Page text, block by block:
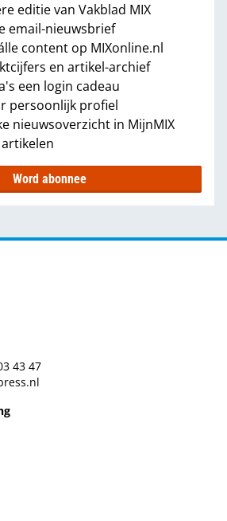
editie van Vakblad MIX
email-nieuwsbrief
content op MIXonline.nl
en artikel-archief
een login cadeau
persoonlijk profiel
nieuwsoverzicht in MijnMIX
Word abonnee
43 47